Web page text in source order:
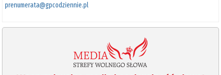
prenumerata@gpcodziennie.pl